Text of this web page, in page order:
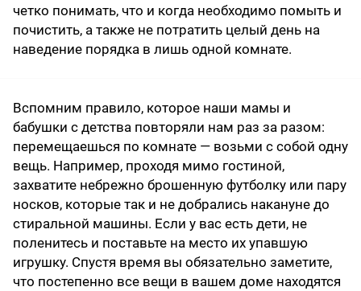
четко понимать, что и когда необходимо помыть и
почистить, а также не потратить целый день на
наведение порядка в лишь одной комнате.
Вспомним правило, которое наши мамы и
бабушки с детства повторяли нам раз за разом:
перемещаешься по комнате — возьми с собой одну
вещь. Например, проходя мимо гостиной,
захватите небрежно брошенную футболку или пару
носков, которые так и не добрались накануне до
стиральной машины. Если у вас есть дети, не
поленитесь и поставьте на место их упавшую
игрушку. Спустя время вы обязательно заметите,
что постепенно все вещи в вашем доме находятся